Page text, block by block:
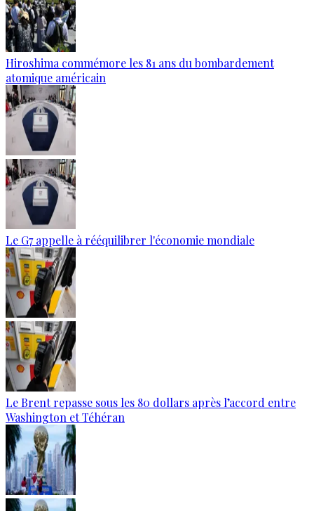
Hiroshima commémore les 81 ans du bombardement
atomique américain
Le G7 appelle à rééquilibrer l'économie mondiale
Le Brent repasse sous les 80 dollars après l’accord entre
Washington et Téhéran